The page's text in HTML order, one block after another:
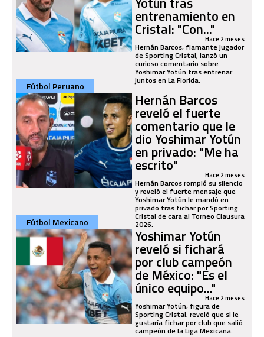
entrenamiento en
Cristal: "Con..."Hace 2 meses
Hernán Barcos, flamante jugador
de Sporting Cristal, lanzó un
curioso comentario sobre
Yoshimar Yotún tras entrenar
juntos en La Florida.
Fútbol Peruano
Hernán Barcos
reveló el fuerte
comentario que le
dio Yoshimar Yotún
en privado: "Me ha
escrito" Hace 2 meses
Hernán Barcos rompió su silencio
y reveló el fuerte mensaje que
Yoshimar Yotún le mandó en
privado tras fichar por Sporting
Cristal de cara al Torneo Clausura
2026.
Fútbol Mexicano
Yoshimar Yotún
reveló si fichará
por club campeón
de México: "Es el
único equipo..."Hace 2 meses
Yoshimar Yotún, figura de
Sporting Cristal, reveló que si le
gustaría fichar por club que salió
campeón de la Liga Mexicana.